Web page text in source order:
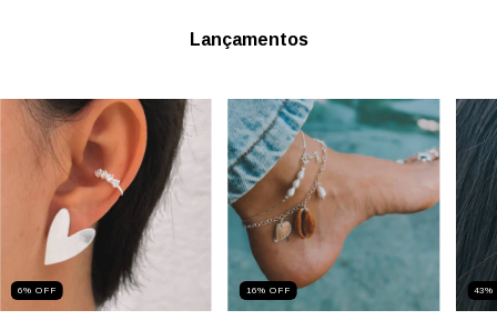
Lançamentos
6% OFF 16% OFF 43%